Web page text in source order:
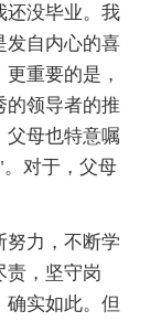
没毕业。我
发自内心的喜
重要的是，
的领导者的推
父母也特意嘱
对于，父母
力，不断学
责，坚守岗
实如此。但